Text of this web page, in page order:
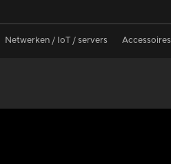
Netwerken / IoT / servers Accessoires